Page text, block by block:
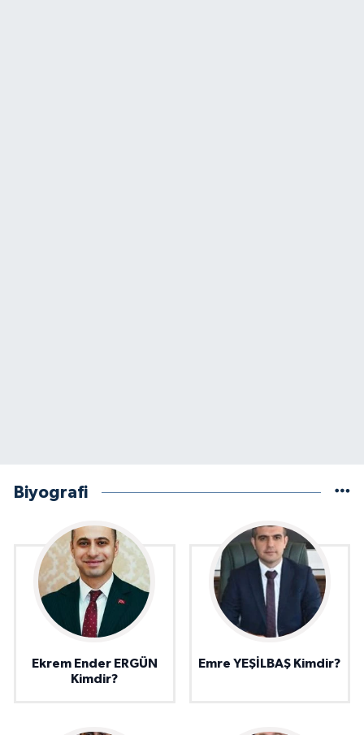
Biyografi
Ekrem Ender ERGÜN
Kimdir?
Emre YEŞİLBAŞ Kimdir?